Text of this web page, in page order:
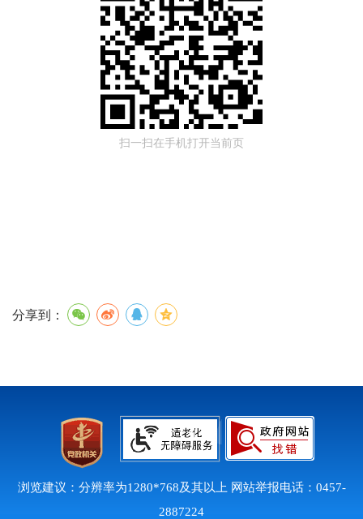
扫一扫在手机打开当前页
分享到：
浏览建议：分辨率为1280*768及其以上 网站举报电话：0457-
2887224